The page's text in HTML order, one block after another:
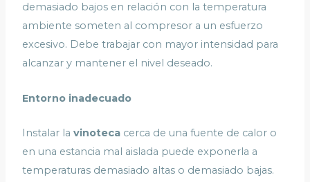
demasiado bajos en relación con la temperatura
ambiente someten al compresor a un esfuerzo
excesivo. Debe trabajar con mayor intensidad para
alcanzar y mantener el nivel deseado.
Entorno inadecuado
Instalar lavinoteca cerca de una fuente de calor o
en una estancia mal aislada puede exponerla a
temperaturas demasiado altas o demasiado bajas.